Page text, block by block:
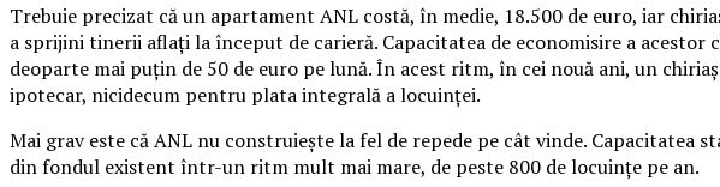
Trebuie precizat că un apartament ANL costă, în medie, 18.500 de euro, iar
a sprijini tinerii aflaţi la început de carieră. Capacitatea de economisire a
deoparte mai puţin de 50 de euro pe lună. În acest ritm, în cei nouă ani, un
ipotecar, nicidecum pentru plata integrală a locuinţei.
Mai grav este că ANL nu construieşte la fel de repede pe cât vinde.
din fondul existent într-un ritm mult mai mare, de peste 800 de locuinţe pe an.